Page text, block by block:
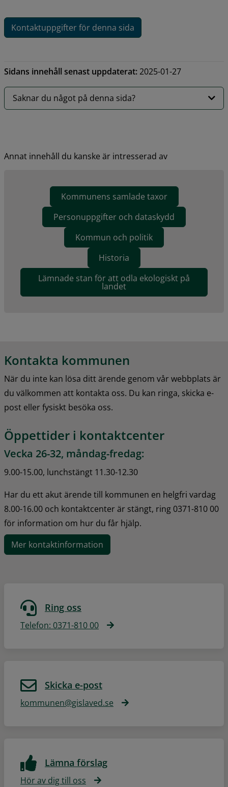
Kontaktuppgifter för denna sida
Sidans innehåll senast uppdaterat:2025-01-27
Saknar du något på denna sida?
Annat innehåll du kanske är intresserad av
Kommunens samlade taxor
Personuppgifter och dataskydd
Kommun och politik
Historia
Lämnade stan för att odla ekologiskt på
landet
Kontakta kommunen
När du inte kan lösa ditt ärende genom vår webbplats är
du välkommen att kontakta oss. Du kan ringa, skicka e-
post eller fysiskt besöka oss.
Öppettider i kontaktcenter
Vecka 26-32, måndag-fredag:
9.00-15.00, lunchstängt 11.30-12.30
Har du ett akut ärende till kommunen en helgfri vardag
8.00-16.00 och kontaktcenter är stängt, ring 0371-810 00
för information om hur du får hjälp.
Mer kontaktinformation
Ring oss
Telefon: 0371-810 00
Skicka e-post
kommunen@gislaved.se
Lämna förslag
Hör av dig till oss